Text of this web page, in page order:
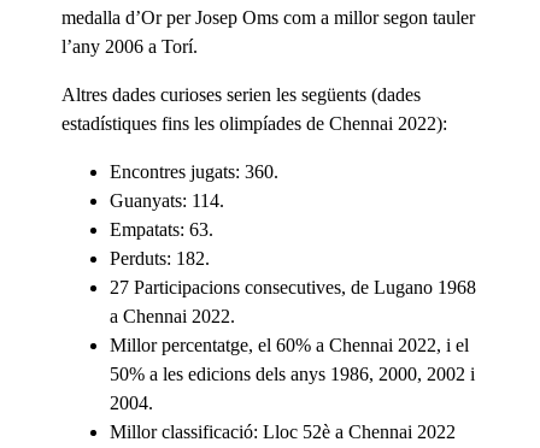
medalla d’Or per Josep Oms com a millor segon tauler
l’any 2006 a Torí.
Altres dades curioses serien les següents (dades
estadístiques fins les olimpíades de Chennai 2022):
Encontres jugats: 360.
Guanyats: 114.
Empatats: 63.
Perduts: 182.
27 Participacions consecutives, de Lugano 1968
a Chennai 2022.
Millor percentatge, el 60% a Chennai 2022, i el
50% a les edicions dels anys 1986, 2000, 2002 i
2004.
Millor classificació: Lloc 52è a Chennai 2022